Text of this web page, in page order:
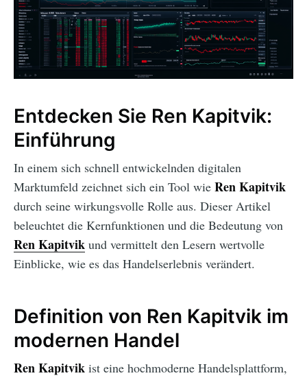
Entdecken Sie Ren Kapitvik:
Einführung
In einem sich schnell entwickelnden digitalen
Marktumfeld zeichnet sich ein Tool wie Ren Kapitvik
durch seine wirkungsvolle Rolle aus. Dieser Artikel
beleuchtet die Kernfunktionen und die Bedeutung von
Ren Kapitvik und vermittelt den Lesern wertvolle
Einblicke, wie es das Handelserlebnis verändert.
Definition von Ren Kapitvik im
modernen Handel
Ren Kapitvik ist eine hochmoderne Handelsplattform,